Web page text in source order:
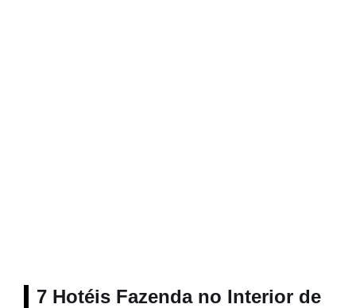
7 Hotéis Fazenda no Interior de